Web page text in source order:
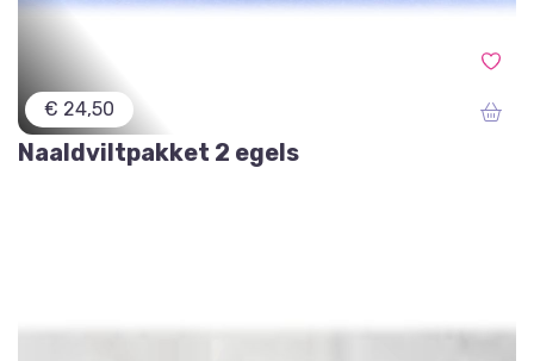
€ 24,50
Naaldviltpakket 2 egels